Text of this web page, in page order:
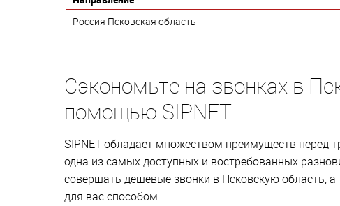
Россия Псковская область
Сэкономьте на звонках в
помощью SIPNET
SIPNET обладает множеством преимуществ перед
одна из самых доступных и востребованных
совершать дешевые звонки в Псковскую область,
для вас способом.